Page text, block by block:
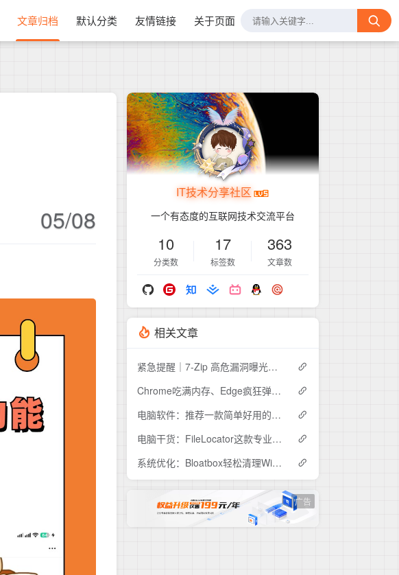
文章归档 默认分类 友情链接 关于页面
05/08
IT技术分享社区
一个有态度的互联网技术交流平台
10
分类数
17
标签数
363
文章数
相关文章
紧急提醒｜7-Zip 高危漏洞曝光，你的电脑可能正在"裸奔"
Chrome吃满内存、Edge疯狂弹窗？Helium这款开源浏览器安静到离谱
电脑软件：推荐一款简单好用的视频压缩工具ShanaEncoder
电脑干货：FileLocator这款专业文件检索工具，解决99%的文件查找难题
系统优化：Bloatbox轻松清理Win10冗余预装应用
广告